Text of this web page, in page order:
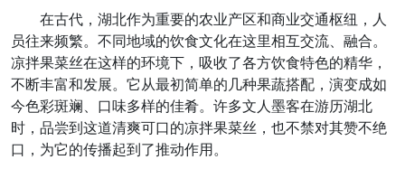
在古代，湖北作为重要的农业产区和商业交通枢纽，人
员往来频繁。不同地域的饮食文化在这里相互交流、融合。
凉拌果菜丝在这样的环境下，吸收了各方饮食特色的精华，
不断丰富和发展。它从最初简单的几种果蔬搭配，演变成如
今色彩斑斓、口味多样的佳肴。许多文人墨客在游历湖北
时，品尝到这道清爽可口的凉拌果菜丝，也不禁对其赞不绝
口，为它的传播起到了推动作用。